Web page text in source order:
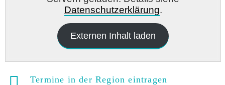
Datenschutzerklärung.
Externen Inhalt laden
Termine in der Region eintragen